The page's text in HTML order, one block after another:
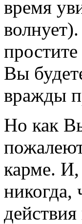
время
Вы
вражды
Но как
карме.
никогда,